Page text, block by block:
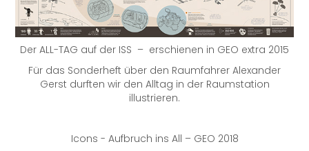
Der ALL-TAG auf der ISS – erschienen in GEO extra 2015
Für das Sonderheft über den Raumfahrer Alexander
Gerst durften wir den Alltag in der Raumstation
illustrieren.
Icons - Aufbruch ins All – GEO 2018